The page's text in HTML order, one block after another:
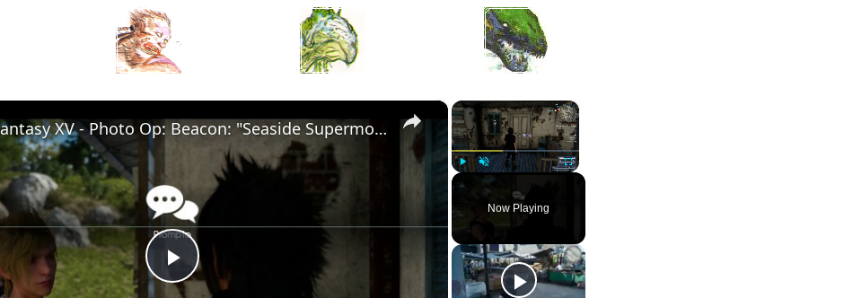
×
Unmute Fullscreen
Now Playing
×
Play
Final Fantasy XV - Photo Op: Beacon: "Seaside Supermodel" Prompto Photo Gameplay Sequence